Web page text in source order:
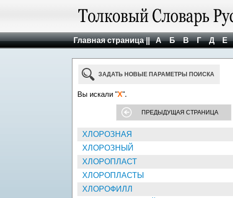
Главная страница || А Б В Г Д Е
ЗАДАТЬ НОВЫЕ ПАРАМЕТРЫ ПОИСКА
Вы искали "Х".
ПРЕДЫДУЩАЯ СТРАНИЦА
ХЛОРОЗНАЯ
ХЛОРОЗНЫЙ
ХЛОРОПЛАСТ
ХЛОРОПЛАСТЫ
ХЛОРОФИЛЛ